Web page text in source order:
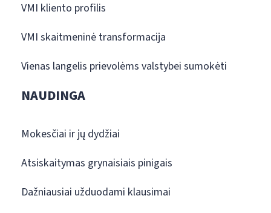
VMI kliento profilis
VMI skaitmeninė transformacija
Vienas langelis prievolėms valstybei sumokėti
NAUDINGA
Mokesčiai ir jų dydžiai
Atsiskaitymas grynaisiais pinigais
Dažniausiai užduodami klausimai